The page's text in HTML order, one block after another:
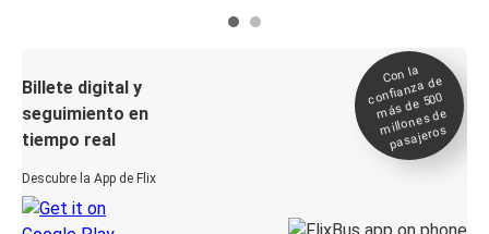
Billete digital y
seguimiento en
tiempo real
Descubre la App de Flix
Con la
confianza de
más de 500
millones de
pasajeros